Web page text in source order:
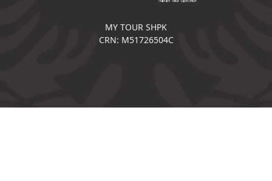
MY TOUR SHPK
CRN: M51726504C